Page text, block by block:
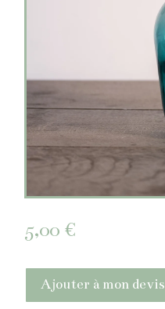
5,00 €
Ajouter à mon devis